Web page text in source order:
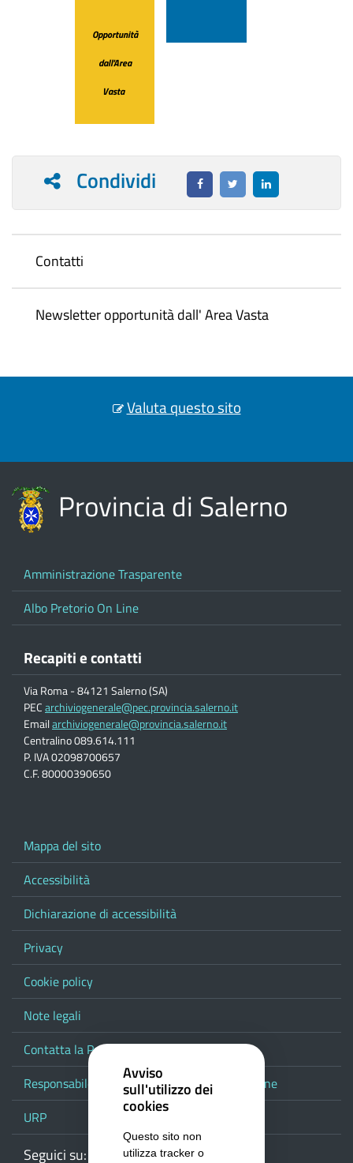
Opportunità
dall'Area
Vasta
Condividi
Contatti
Newsletter opportunità dall' Area Vasta
Valuta questo sito
Provincia di Salerno
Amministrazione Trasparente
Albo Pretorio On Line
Recapiti e contatti
Via Roma - 84121 Salerno (SA)
PECarchiviogenerale@pec.provincia.salerno.it
Emailarchiviogenerale@provincia.salerno.it
Centralino 089.614.111
P. IVA 02098700657
C.F. 80000390650
Mappa del sito
Accessibilità
Dichiarazione di accessibilità
Privacy
Cookie policy
Note legali
Contatta la Provincia
Responsabile del procedimento di pubblicazione
URP
Seguici su: WebmailFacebook
Youtube
Avviso
sull'utilizzo dei
cookies
Questo sito non
utilizza tracker o